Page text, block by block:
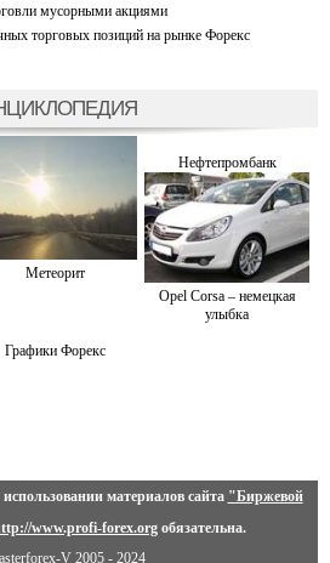
мусорными акциями
торговых позиций на рынке Форекс
Метеорит
Нефтепромбанк
Opel Corsa – немецкая
улыбка
Графики Форекс
материалов сайта "Биржевой
www.profi-forex.orgобязательна.
V 2005 - 2024